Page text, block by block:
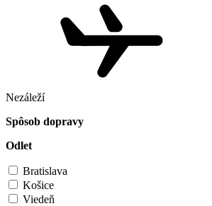
Nezáleží
Spôsob dopravy
Odlet
Bratislava
Košice
Viedeň